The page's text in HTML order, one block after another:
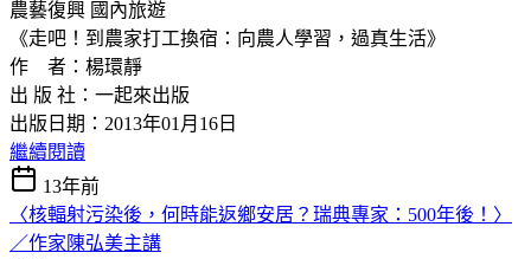
農藝復興 國內旅遊
《走吧！到農家打工換宿：向農人學習，過真生活》
作 者：楊環靜
出 版 社：一起來出版
出版日期：2013年01月16日
繼續閱讀
13年前
〈核輻射污染後，何時能返鄉安居？瑞典專家：500年後！〉
／作家陳弘美主講